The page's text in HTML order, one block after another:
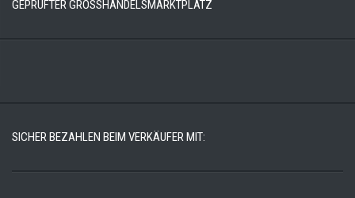
GEPRÜFTER GROSSHANDELSMARKTPLATZ
SICHER BEZAHLEN BEIM VERKÄUFER MIT: